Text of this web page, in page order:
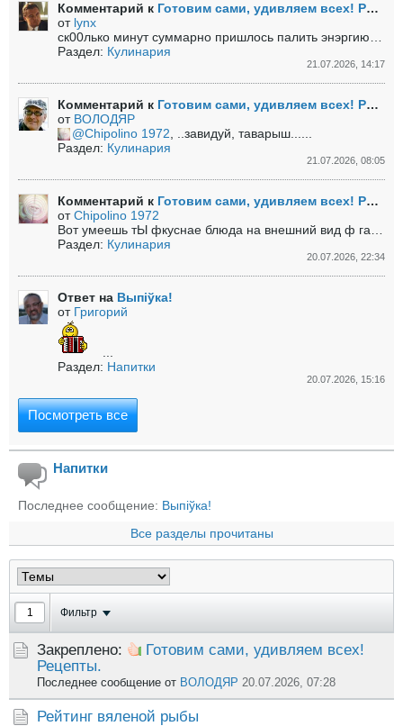
Комментарий к Готовим сами, удивляем всех! Рецепты.
от lynx
Раздел: Кулинария
21.07.2026, 14:17
Комментарий к Готовим сами, удивляем всех! Рецепты.
от ВОЛОДЯР
Chipolino 1972 , ..завидуй, таварыш......
Раздел: Кулинария
21.07.2026, 08:05
Комментарий к Готовим сами, удивляем всех! Рецепты.
отChipolino 1972
Раздел: Кулинария
20.07.2026, 22:34
Ответ на Выпіўка!
от Григорий
Раздел: Напитки
20.07.2026, 15:16
Посмотреть все
Напитки
Последнее сообщение: Выпіўка!
Все разделы прочитаны
Фильтр
Закреплено:
Готовим сами, удивляем всех!
Рецепты.
Последнее сообщение от ВОЛОДЯР 20.07.2026, 07:28
Рейтинг вяленой рыбы